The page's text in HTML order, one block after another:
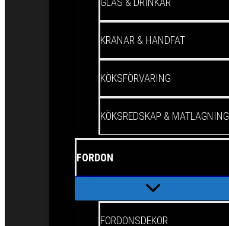
KRANAR & HANDFAT
KÖKSFÖRVARING
KÖKSREDSKAP & MATLAGNING
FORDON
FORDONSDEKOR